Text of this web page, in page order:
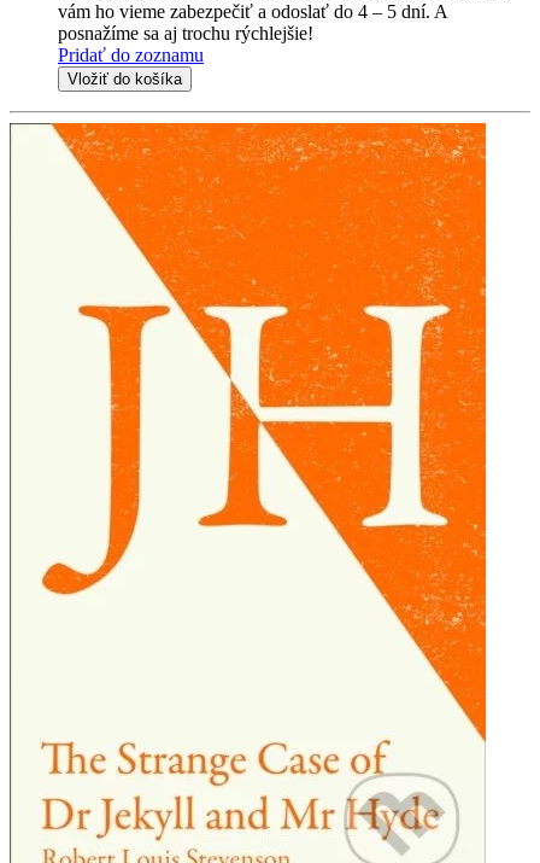
vám ho vieme zabezpečiť a odoslať do 4 – 5 dní. A
posnažíme sa aj trochu rýchlejšie!
Pridať do zoznamu
Vložiť do košíka